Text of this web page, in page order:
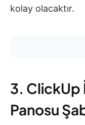
kolay olacaktır.
3. ClickUp
Panosu